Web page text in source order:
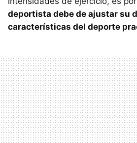
deportista debe de ajustar su
características del deporte